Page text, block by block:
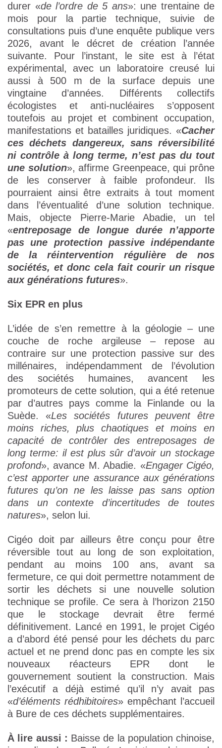
durer «de l’ordre de 5 ans»: une trentaine de
mois pour la partie technique, suivie de
consultations puis d’une enquête publique vers
2026, avant le décret de création l’année
suivante. Pour l’instant, le site est à l’état
expérimental, avec un laboratoire creusé lui
aussi à 500 m de la surface depuis une
vingtaine d’années. Différents collectifs
écologistes et anti-nucléaires s’opposent
toutefois au projet et combinent occupation,
manifestations et batailles juridiques. «Cacher
ces déchets dangereux, sans réversibilité
ni contrôle à long terme, n’est pas du tout
une solution», affirme Greenpeace, qui prône
de les conserver à faible profondeur. Ils
pourraient ainsi être extraits à tout moment
dans l’éventualité d’une solution technique.
Mais, objecte Pierre-Marie Abadie, un tel
«entreposage de longue durée n’apporte
pas une protection passive indépendante
de la réintervention régulière de nos
sociétés, et donc cela fait courir un risque
aux générations futures».
Six EPR en plus
L’idée de s’en remettre à la géologie – une
couche de roche argileuse – repose au
contraire sur une protection passive sur des
millénaires, indépendamment de l’évolution
des sociétés humaines, avancent les
promoteurs de cette solution, qui a été retenue
par d’autres pays comme la Finlande ou la
Suède. «Les sociétés futures peuvent être
moins riches, plus chaotiques et moins en
capacité de contrôler des entreposages de
long terme: il est plus sûr d’avoir un stockage
profond», avance M. Abadie. «Engager Cigéo,
c’est apporter une assurance aux générations
futures qu’on ne les laisse pas sans option
dans un contexte d’incertitudes de toutes
natures», selon lui.
Cigéo doit par ailleurs être conçu pour être
réversible tout au long de son exploitation,
pendant au moins 100 ans, avant sa
fermeture, ce qui doit permettre notamment de
sortir les déchets si une nouvelle solution
technique se profile. Ce sera à l’horizon 2150
que le stockage devrait être fermé
définitivement. Lancé en 1991, le projet Cigéo
a d’abord été pensé pour les déchets du parc
actuel et ne prend donc pas en compte les six
nouveaux réacteurs EPR dont le
gouvernement soutient la construction. Mais
l’exécutif a déjà estimé qu’il n’y avait pas
«d’éléments rédhibitoires» empêchant l’accueil
à Bure de ces déchets supplémentaires.
À lire aussi : Baisse de la population chinoise,